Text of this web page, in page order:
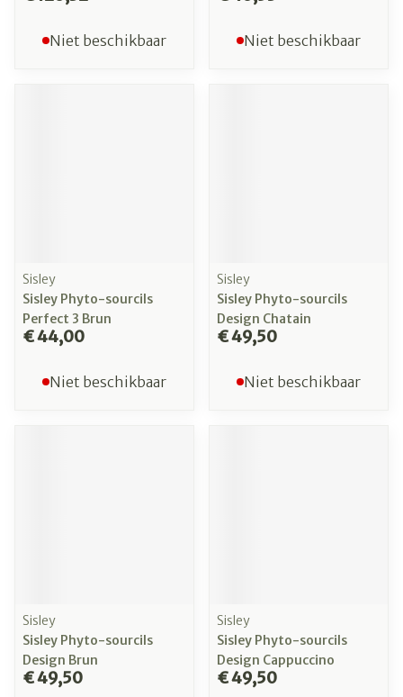
Niet beschikbaar Niet beschikbaar
Sisley
Sisley Phyto-sourcils
Perfect 3 Brun
€ 44,00
Niet beschikbaar
Sisley
Sisley Phyto-sourcils
Design Chatain
€ 49,50
Niet beschikbaar
Sisley
Sisley Phyto-sourcils
Design Brun
€ 49,50
Sisley
Sisley Phyto-sourcils
Design Cappuccino
€ 49,50